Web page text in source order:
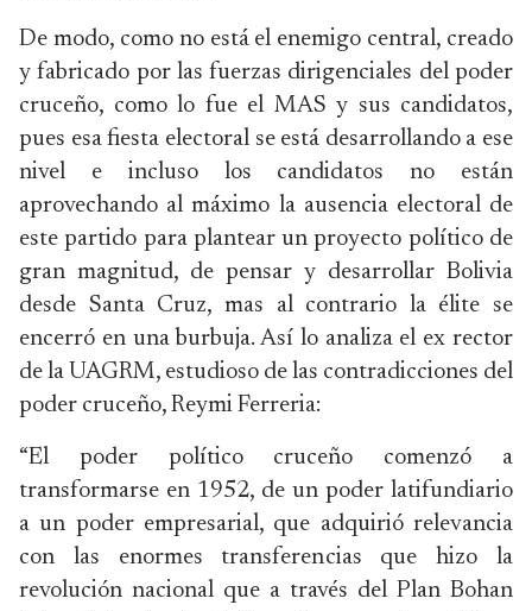
De modo, como no está el enemigo central, creado
y fabricado por las fuerzas dirigenciales del poder
cruceño, como lo fue el MAS y sus candidatos,
pues esa fiesta electoral se está desarrollando a ese
nivel e incluso los candidatos no están
aprovechando al máximo la ausencia electoral de
este partido para plantear un proyecto político de
gran magnitud, de pensar y desarrollar Bolivia
desde Santa Cruz, mas al contrario la élite se
encerró en una burbuja. Así lo analiza el ex rector
de la UAGRM, estudioso de las contradicciones del
poder cruceño, Reymi Ferreria:
“El poder político cruceño comenzó a
transformarse en 1952, de un poder latifundiario
a un poder empresarial, que adquirió relevancia
con las enormes transferencias que hizo la
revolución nacional que a través del Plan Bohan